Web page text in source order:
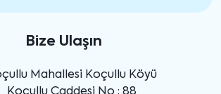
Bize Ulaşın
Mahallesi Koçullu Köyü
Koçullu Caddesi No : 88